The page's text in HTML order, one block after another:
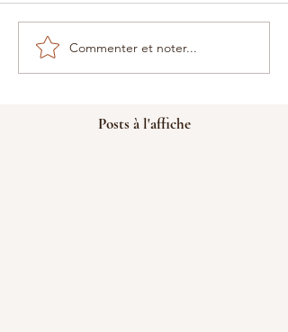
Commenter et noter...
Posts à l'affiche